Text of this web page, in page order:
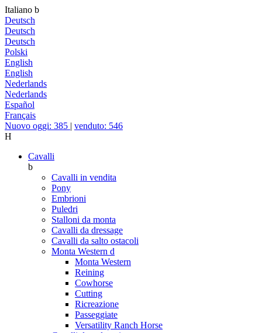
Italiano b
Deutsch
Deutsch
Deutsch
Polski
English
English
Nederlands
Nederlands
Español
Français
Nuovo oggi: 385 | venduto: 546
H
Cavalli
b
Cavalli in vendita
Pony
Embrioni
Puledri
Stalloni da monta
Cavalli da dressage
Cavalli da salto ostacoli
Monta Western d
Monta Western
Reining
Cowhorse
Cutting
Ricreazione
Passeggiate
Versatility Ranch Horse